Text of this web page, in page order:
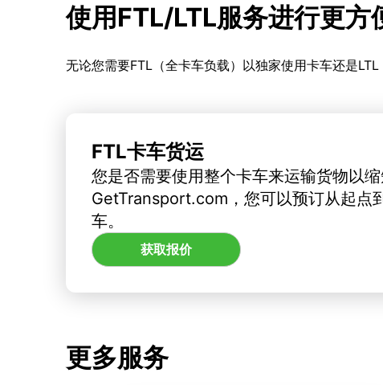
使用FTL/LTL服务进行更方
无论您需要FTL（全卡车负载）以独家使用卡车还是
FTL卡车货运
您是否需要使用整个卡车来运输货物以
GetTransport.com，您可以预订从起点
车。
获取报价
更多服务